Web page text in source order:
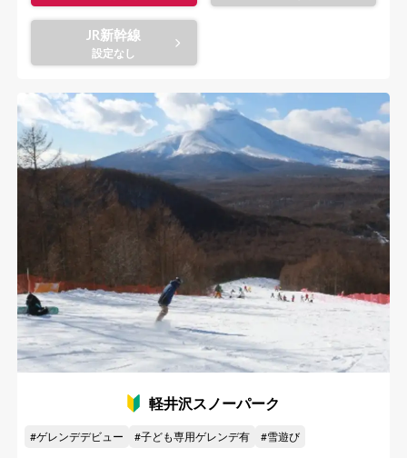
JR新幹線
軽井沢スノーパーク
ゲレンデデビュー 子ども専用ゲレンデ有 雪遊び